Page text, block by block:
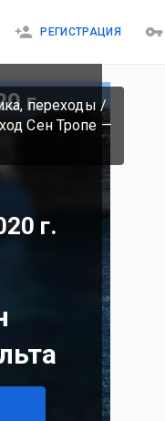
РЕГИСТРАЦИЯ
переходы /
Сен Тропе —
г.
г.